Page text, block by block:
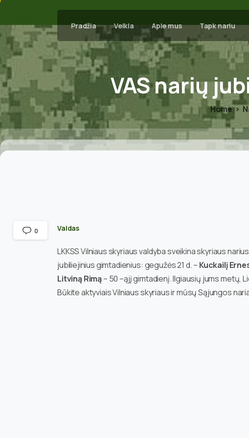
Pradžia Veikla Apie mus Tapk nariu
VASnarių
Home
Valdas
LKKSS Vilniaus skyriaus valdyba sveikina skyriaus
jubiliejinius gimtadienius: gegužės 21 d. – Kuckailį
Litviną Rimą– 50 –ąjį gimtadienį. Ilgiausių jums metų,
Būkite aktyviais Vilniaus skyriaus ir mūsų Sąjungos
0